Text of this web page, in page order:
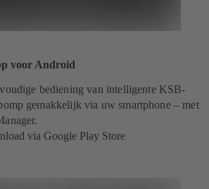
voor Android
bediening van intelligente KSB-
gemakkelijk via uw smartphone – met
via Google Play Store